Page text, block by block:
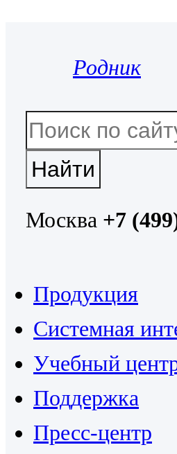
Родник
Москва +7
Продукция
Системная
Учебный
Поддержка
Пресс-центр